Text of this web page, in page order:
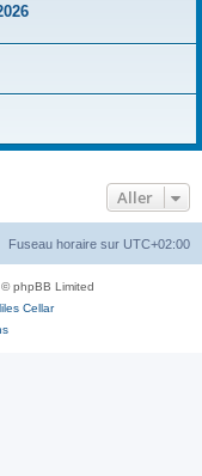
Aller
Fuseau horaire sur UTC+02:00
phpBB Limited
Cellar